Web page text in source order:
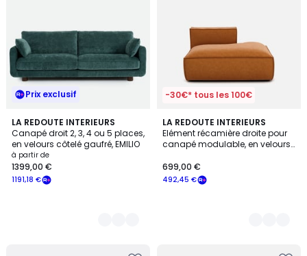
Prix exclusif
LA REDOUTE INTERIEURS
Canapé droit 2, 3, 4 ou 5 places,
en velours côtelé gaufré, EMILIO
à partir de
1191,18 €
1399,00 €
5
Couleurs
-30€* tous les 100€
LA REDOUTE INTERIEURS
Elément récamière droite pour
canapé modulable, en velours
492,45 €
699,00 €
3
Couleurs